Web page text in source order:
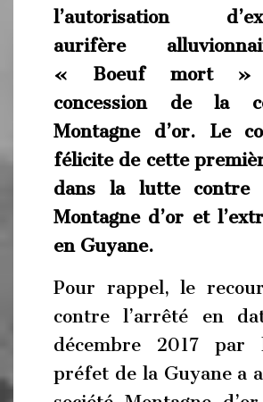
l’autorisation
aurifère
« Boeuf mort
concession de la
Montagne d’or. Le
félicite de cette
dans la lutte contre
Montagne d’or et
en Guyane.
Pour rappel, le
contre l’arrêté en
décembre 2017 par
préfet de la Guyane a